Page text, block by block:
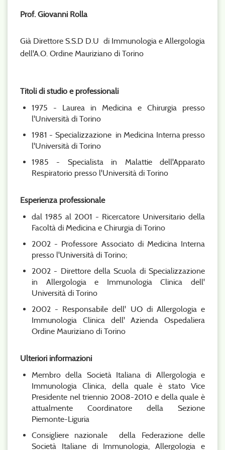
Prof. Giovanni Rolla
Già Direttore S.S.D D.U di Immunologia e Allergologia
dell'A.O. Ordine Mauriziano di Torino
Titoli di studio e professionali
1975 - Laurea in Medicina e Chirurgia presso
l'Università di Torino
1981 - Specializzazione in Medicina Interna presso
l'Università di Torino
1985 - Specialista in Malattie dell'Apparato
Respiratorio presso l'Università di Torino
Esperienza professionale
dal 1985 al 2001 - Ricercatore Universitario della
Facoltà di Medicina e Chirurgia di Torino
2002 - Professore Associato di Medicina Interna
presso l'Università di Torino;
2002 - Direttore della Scuola di Specializzazione
in Allergologia e Immunologia Clinica dell'
Università di Torino
2002 - Responsabile dell' UO di Allergologia e
Immunologia Clinica dell' Azienda Ospedaliera
Ordine Mauriziano di Torino
Ulteriori informazioni
Membro della Società Italiana di Allergologia e
Immunologia Clinica, della quale è stato Vice
Presidente nel triennio 2008-2010 e della quale è
attualmente Coordinatore della Sezione
Piemonte-Liguria
Consigliere nazionale della Federazione delle
Società Italiane di Immunologia, Allergologia e